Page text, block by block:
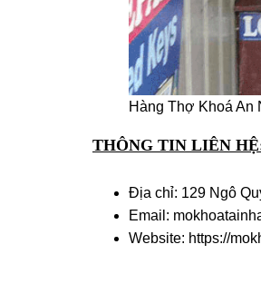
Hàng Thợ Khoá An
THÔNG TIN LIÊN
Địa chỉ: 129 Ngô
Email:
Website: https://